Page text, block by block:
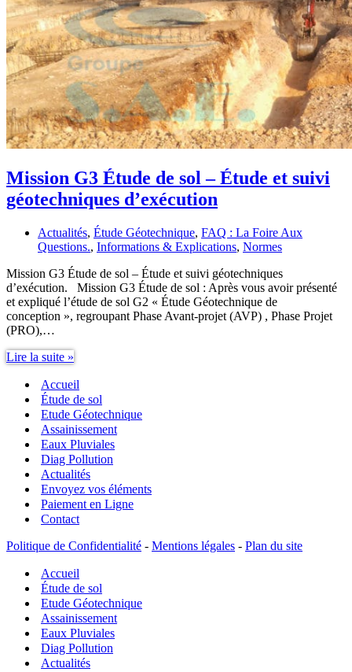
Mission G3 Étude de sol – Étude et suivi
géotechniques d’exécution
Actualités, Étude Géotechnique, FAQ : La Foire Aux
Questions., Informations & Explications, Normes
Mission G3 Étude de sol – Étude et suivi géotechniques
d’exécution. Mission G3 Étude de sol : Après vous avoir présenté
et expliqué l’étude de sol G2 « Étude Géotechnique de
conception », regroupant Phase Avant-projet (AVP) , Phase Projet
(PRO),…
Lire la suite »
Étude
de
sol
–
Étude
et
suivi
géotechniques
d’exécution
Accueil
Étude de sol
Etude Géotechnique
Assainissement
Eaux Pluviales
Diag Pollution
Actualités
Envoyez vos éléments
Paiement en Ligne
Contact
Politique de Confidentialité - Mentions légales - Plan du site
Accueil
Étude de sol
Etude Géotechnique
Assainissement
Eaux Pluviales
Diag Pollution
Actualités